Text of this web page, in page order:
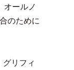
オールノ
のために
リフィ